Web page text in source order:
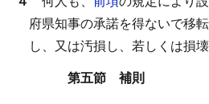
府県知事の承諾を得ないで移
し、又は汚損し、若しくは損
第五節 補則